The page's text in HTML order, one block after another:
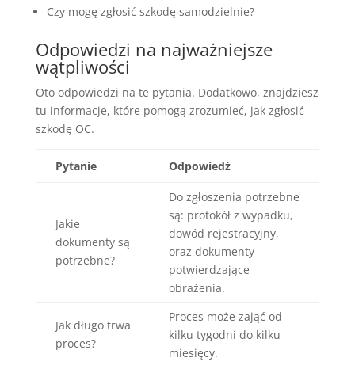
Czy mogę zgłosić szkodę samodzielnie?
Odpowiedzi na najważniejsze
wątpliwości
Oto odpowiedzi na te pytania. Dodatkowo, znajdziesz
tu informacje, które pomogą zrozumieć, jak zgłosić
szkodę OC.
Pytanie Odpowiedź
Jakie
dokumenty są
potrzebne?
Do zgłoszenia potrzebne
są: protokół z wypadku,
dowód rejestracyjny,
oraz dokumenty
potwierdzające
obrażenia.
Jak długo trwa
proces?
Proces może zająć od
kilku tygodni do kilku
miesięcy.